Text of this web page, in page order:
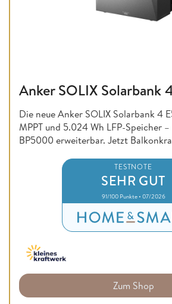
Anker SOLIX Solarbank
Die neue Anker SOLIX Solarbank 4
MPPT und 5.024 Wh LFP-Speicher
BP5000 erweiterbar. Jetzt
TESTNOTE
SEHR GUT
91/100 Punkte • 07/2026
Zum Shop